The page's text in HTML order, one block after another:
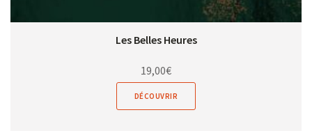
Les Belles Heures
19,00€
DÉCOUVRIR